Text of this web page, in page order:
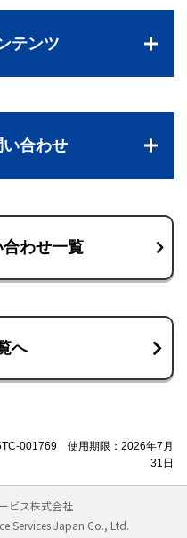
テンツ
い合わせ
わせ一覧
へ
001769 使用期限：2026年7月
31日
ビス株式会社
Services Japan Co., Ltd.